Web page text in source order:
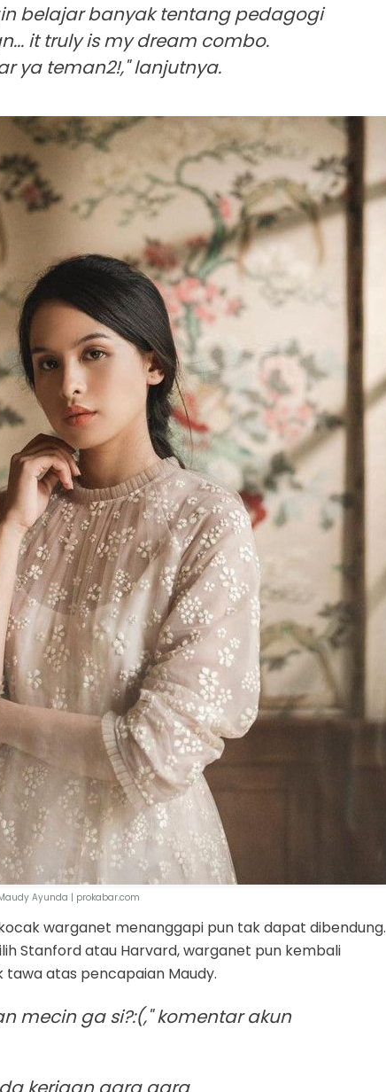
belajar banyak tentang pedagogi
it truly is my dream combo.
ya teman2!," lanjutnya.
Ayunda | prokabar.com
warganet menanggapi pun tak dapat dibendung.
Stanford atau Harvard, warganet pun kembali
atas pencapaian Maudy.
mecin ga si?:(," komentar akun